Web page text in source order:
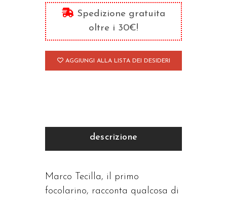
vita
con
Chiara
quantità
Spedizione gratuita
oltre i 30€!
AGGIUNGI ALLA LISTA DEI DESIDERI
descrizione
Marco Tecilla, il primo
focolarino, racconta qualcosa di